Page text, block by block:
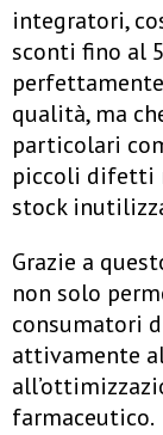
integratori,
sconti fino al
qualità, ma
particolari
piccoli difetti
stock
Grazie a
non solo
consumatori
attivamente
farmaceutico.